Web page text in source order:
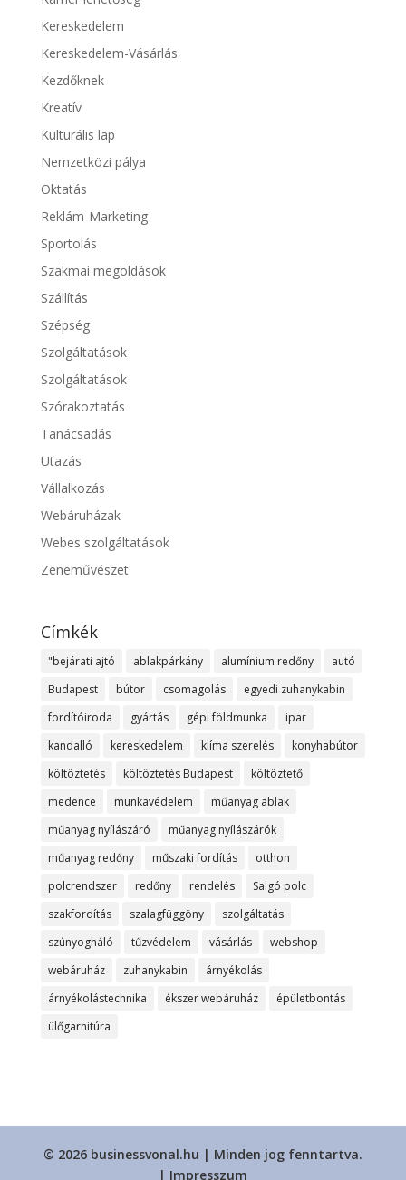
Kereskedelem
Kereskedelem-Vásárlás
Kezdőknek
Kreatív
Kulturális lap
Nemzetközi pálya
Oktatás
Reklám-Marketing
Sportolás
Szakmai megoldások
Szállítás
Szépség
Szolgáltatások
Szolgáltatások
Szórakoztatás
Tanácsadás
Utazás
Vállalkozás
Webáruházak
Webes szolgáltatások
Zeneművészet
Címkék
"bejárati ajtó ablakpárkány alumínium redőny
autó
Budapest
bútor csomagolás
egyedi zuhanykabin
fordítóiroda
gyártás gépi földmunka
ipar
kandalló
kereskedelem klíma szerelés
konyhabútor
költöztetés
költöztetés Budapest
költöztető
medence
munkavédelem
műanyag ablak
műanyag nyílászáró
műanyag nyílászárók
műanyag redőny
műszaki fordítás
otthon
polcrendszer
redőny rendelés
Salgó polc
szakfordítás
szalagfüggöny
szolgáltatás
szúnyogháló
tűzvédelem vásárlás
webshop
webáruház
zuhanykabin
árnyékolás
árnyékolástechnika
ékszer webáruház
épületbontás
ülőgarnitúra
© 2026 businessvonal.hu | Minden jog fenntartva.
| Impresszum